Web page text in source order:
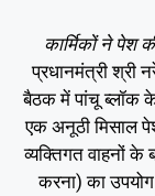
कार्मिकों ने पेश
प्रधानमंत्री श्री
बैठक में पांचू ब्लॉक के
एक अनूठी मिसाल
व्यक्तिगत वाहनों के
करना) का